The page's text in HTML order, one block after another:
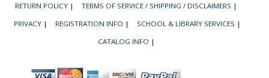
RETURN POLICY | TERMS OF SERVICE / SHIPPING / DISCLAIMERS |
PRIVACY | REGISTRATION INFO | SCHOOL & LIBRARY SERVICES |
CATALOG INFO |